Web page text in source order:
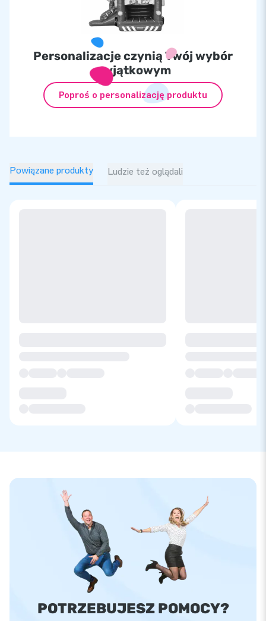
Personalizacje czynią Twój wybór
wyjątkowym
Poproś o personalizację produktu
Powiązane produkty Ludzie też oglądali
POTRZEBUJESZ POMOCY?